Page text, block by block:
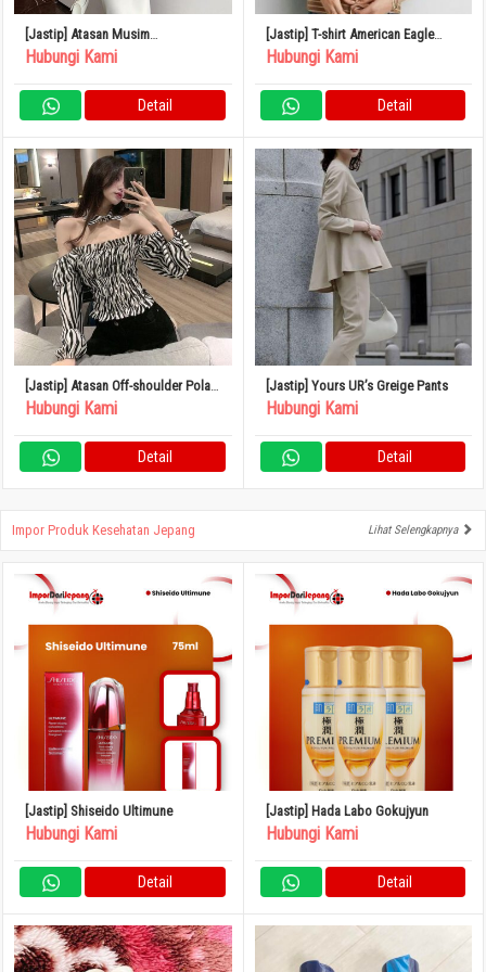
[Jastip] Atasan Musim
Semi/Musim Panas Siluet Ketat
Bahan Tipis
Hubungi Kami
Detail
[Jastip] T-shirt American Eagle
Border
Hubungi Kami
Detail
[Jastip] Atasan Off-shoulder Pola
Zebra Panjang Mini Seksi L
Hubungi Kami
Detail
[Jastip] Yours UR’s Greige Pants
Hubungi Kami
Detail
Impor Produk Kesehatan Jepang Lihat Selengkapnya
[Jastip] Shiseido Ultimune
Hubungi Kami
Detail
[Jastip] Hada Labo Gokujyun
Hubungi Kami
Detail